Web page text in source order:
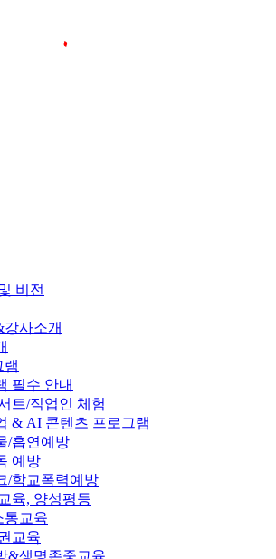
비전
사소개
램
필수 안내
트/직업인 체험
& AI 콘텐츠 프로그램
/흡연예방
예방
/학교폭력예방
육, 양성평등
통교육
교육
&생명존중교육